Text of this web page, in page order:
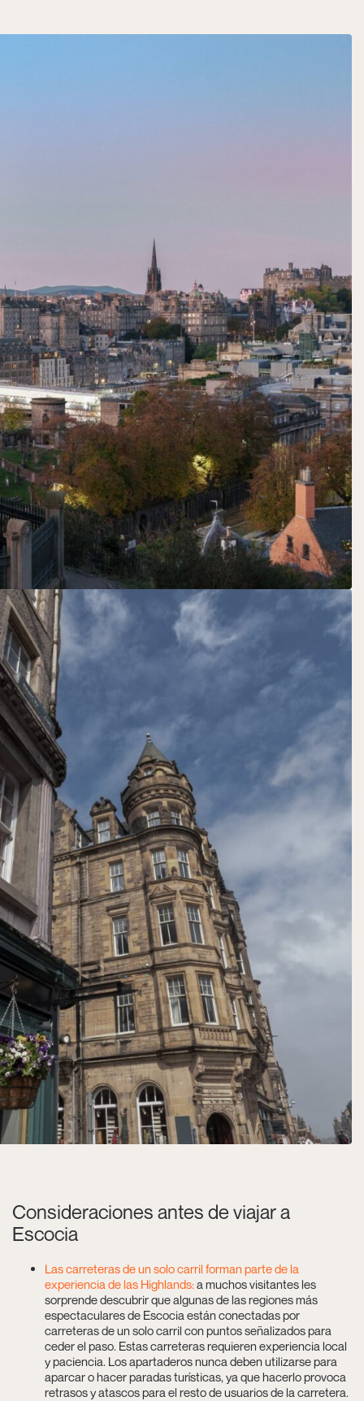
Consideraciones antes de viajar a
Escocia
Las carreteras de un solo carril forman parte de la
experiencia de las Highlands:a muchos visitantes les
sorprende descubrir que algunas de las regiones más
espectaculares de Escocia están conectadas por
carreteras de un solo carril con puntos señalizados para
ceder el paso. Estas carreteras requieren experiencia local
y paciencia. Los apartaderos nunca deben utilizarse para
aparcar o hacer paradas turísticas, ya que hacerlo provoca
retrasos y atascos para el resto de usuarios de la carretera.